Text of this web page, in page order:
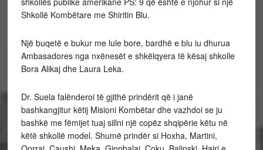
Shkollë Kombëtare me Shiritin Blu.
Një buqetë e bukur me lule bore, bardhë e blu iu dhurua
Ambasadores nga nxënesët e shkëlqyera të kësaj shkolle
Bora Alikaj dhe Laura Leka.
Dr. Suela falënderoi të gjithë prindërit që i janë
bashkangjitur këtij Misioni Kombëtar dhe vazhdoi se ju
bashkë me fëmijet tuaj sillni një copëz shqipërie këtu në
këtë shkollë model. Shumë prindër si Hoxha, Martini,